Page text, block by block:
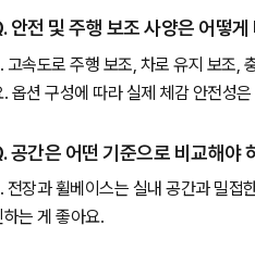
안전 및 주행 보조 사양은 어떻
고속도로 주행 보조, 차로 유지 보조,
. 옵션 구성에 따라 실제 체감 안전성
공간은 어떤 기준으로 비교해야
전장과 휠베이스는 실내 공간과 밀접
하는 게 좋아요.